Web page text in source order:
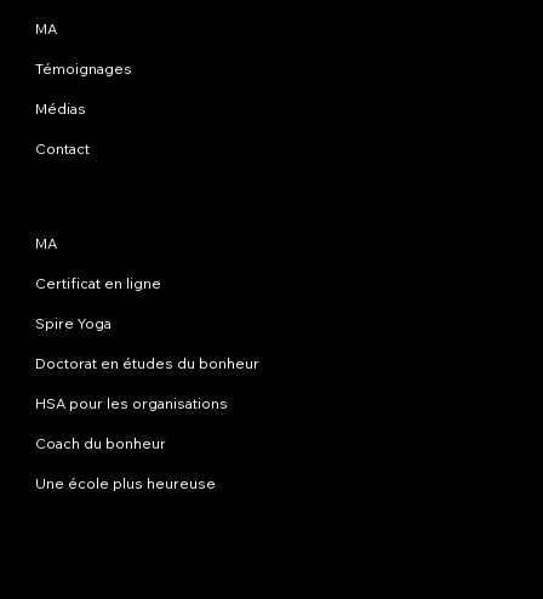
MA
Témoignages
Médias
Contact
MA
Certificat en ligne
Spire Yoga
Doctorat en études du bonheur
HSA pour les organisations
Coach du bonheur
Une école plus heureuse